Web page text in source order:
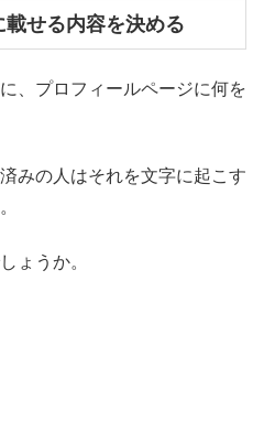
せる内容を決める
、プロフィールページに何を
みの人はそれを文字に起こす
ょうか。